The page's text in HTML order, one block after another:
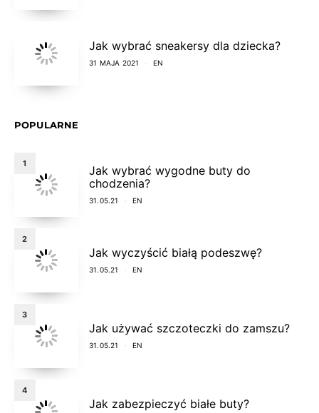
Jak wybrać sneakersy dla dziecka?
31 MAJA 2021 EN
POPULARNE
1
Jak wybrać wygodne buty do
chodzenia?
31.05.21 EN
2
Jak wyczyścić białą podeszwę?
31.05.21 EN
3
Jak używać szczoteczki do zamszu?
31.05.21 EN
4
Jak zabezpieczyć białe buty?